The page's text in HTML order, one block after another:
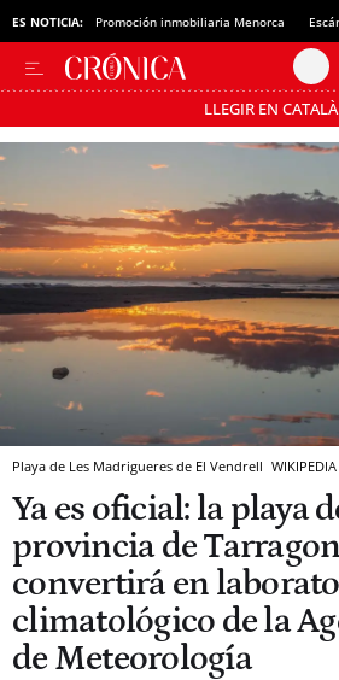
ES NOTICIA: Promoción inmobiliaria Menorca
LLEGIR EN CATALÀ
Pásate al MODO AHORRO
Playa de Les Madrigueres de El Vendrell WIKIPEDIA
Ya es oficial: la playa
provincia de
convertirá en
climatológico de la
de Meteorología